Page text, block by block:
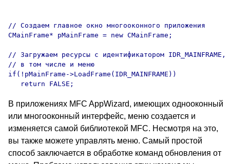
// Создаем главное окно многооконного приложения
CMainFrame* pMainFrame = new CMainFrame;
// Загружаем ресурсы с идентификатором IDR_MAINFRAME,
// в том числе и меню
if(!pMainFrame->LoadFrame(IDR_MAINFRAME))
В приложениях MFC AppWizard, имеющих однооконный
или многооконный интерфейс, меню создается и
изменяется самой библиотекой MFC. Несмотря на это,
вы также можете управлять меню. Самый простой
способ заключается в обработке команд обновления от